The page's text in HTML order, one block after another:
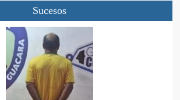
Sucesos